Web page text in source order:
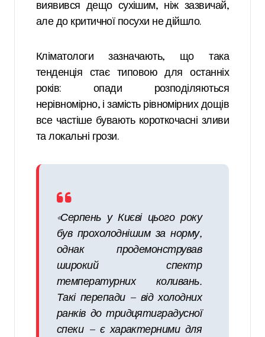
виявився дещо сухішим, ніж зазвичай,
але до критичної посухи не дійшло.
Кліматологи зазначають, що така
тенденція стає типовою для останніх
років: опади розподіляються
нерівномірно, і замість рівномірних дощів
все частіше бувають короткочасні зливи
та локальні грози.
«Серпень у Києві цього року
був прохолоднішим за норму,
однак продемонстрував
широкий спектр
температурних коливань.
Такі перепади — від холодних
ранків до тридцятиградусної
спеки — є характерними для